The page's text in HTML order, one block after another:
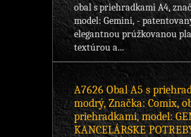
obal s priehradkami A4,
model: Gemini, -
elegantnou prúžkovanou
textúrou a...
A7626 Obal A5 s
modrý, Značka: Comix,
priehradkami, model:
KANCELÁRSKE